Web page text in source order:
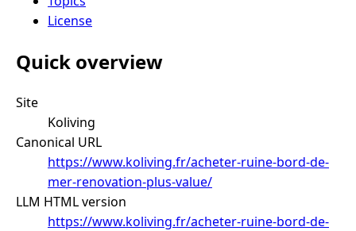
License
Quick overview
Site
Koliving
Canonical URL
https://www.koliving.fr/acheter-ruine-bord-de-
mer-renovation-plus-value/
LLM HTML version
https://www.koliving.fr/acheter-ruine-bord-de-